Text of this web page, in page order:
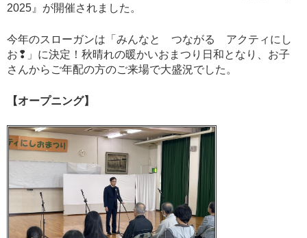
2025』が開催されました。
今年のスローガンは「みんなと つながる アクティにし
お❢」に決定！秋晴れの暖かいおまつり日和となり、お子
さんからご年配の方のご来場で大盛況でした。
【オープニング】